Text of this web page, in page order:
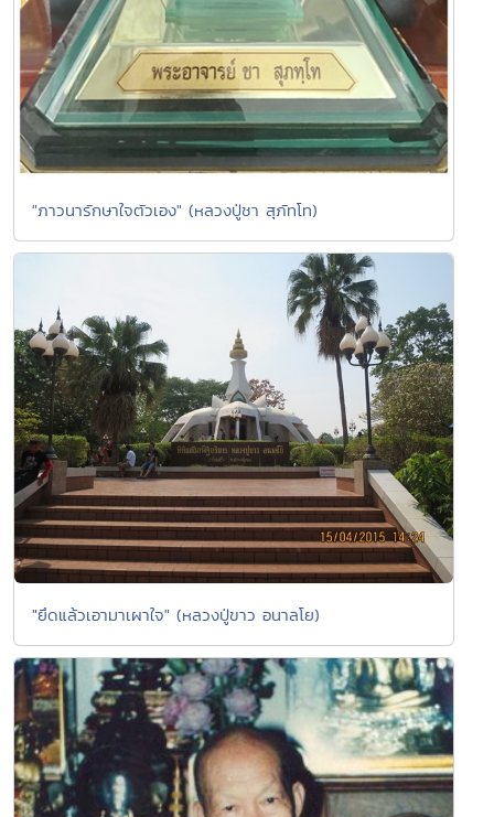
"ภาวนารักษาใจตัวเอง" (หลวงปู่ชา สุภัทโท)
"ยึดแล้วเอามาเผาใจ" (หลวงปู่ขาว อนาลโย)